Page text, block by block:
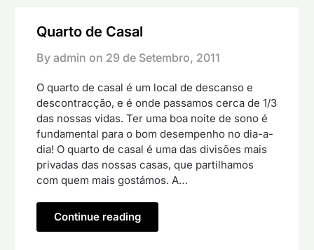
Quarto de Casal
By admin on 29 de Setembro, 2011
O quarto de casal é um local de descanso e
descontracção, e é onde passamos cerca de 1/3
das nossas vidas. Ter uma boa noite de sono é
fundamental para o bom desempenho no dia-a-
dia! O quarto de casal é uma das divisões mais
privadas das nossas casas, que partilhamos
com quem mais gostámos. A…
Continue reading